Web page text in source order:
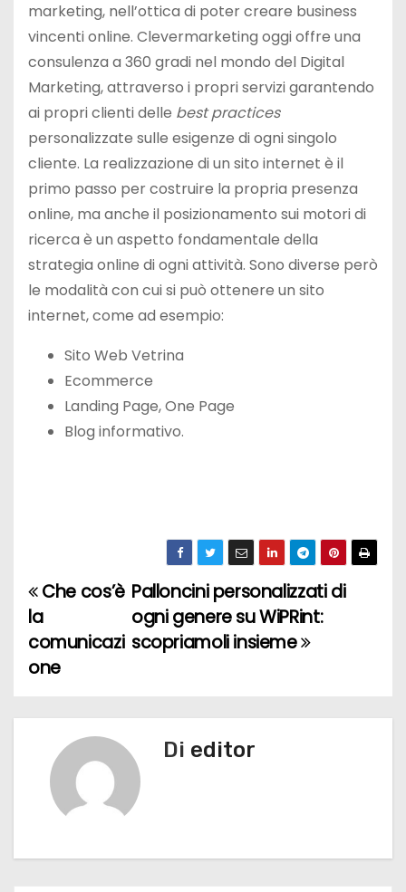
marketing, nell’ottica di poter creare business
vincenti online. Clevermarketing oggi offre una
consulenza a 360 gradi nel mondo del Digital
Marketing, attraverso i propri servizi garantendo
ai propri clienti delle best practices
personalizzate sulle esigenze di ogni singolo
cliente. La realizzazione di un sito internet è il
primo passo per costruire la propria presenza
online, ma anche il posizionamento sui motori di
ricerca è un aspetto fondamentale della
strategia online di ogni attività. Sono diverse però
le modalità con cui si può ottenere un sito
internet, come ad esempio:
Sito Web Vetrina
Ecommerce
Landing Page, One Page
Blog informativo.
N
a
v
i
i
Palloncini personalizzati di
ogni genere su WiPRint:
scopriamoli insieme
Che cos’è
la
comunicazi
one
Di editor